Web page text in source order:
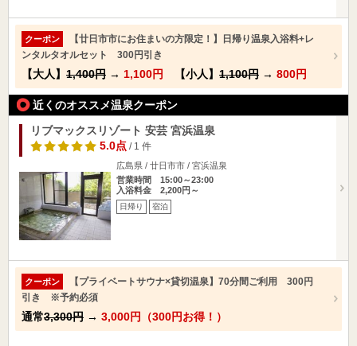
クーポン
【廿日市市にお住まいの方限定！】日帰り温泉入浴料+レ
ンタルタオルセット 300円引き
【大人】 1,400円 → 1,100円 【小人】 1,100円 → 800円
近くのオススメ温泉クーポン
リブマックスリゾート 安芸 宮浜温泉
5.0点/ 1 件
広島県 / 廿日市市 / 宮浜温泉
営業時間 15:00～23:00
入浴料金 2,200円～
日帰り 宿泊
クーポン
【プライベートサウナ×貸切温泉】70分間ご利用 300円
引き ※予約必須
通常3,300円 → 3,000円（300円お得！）